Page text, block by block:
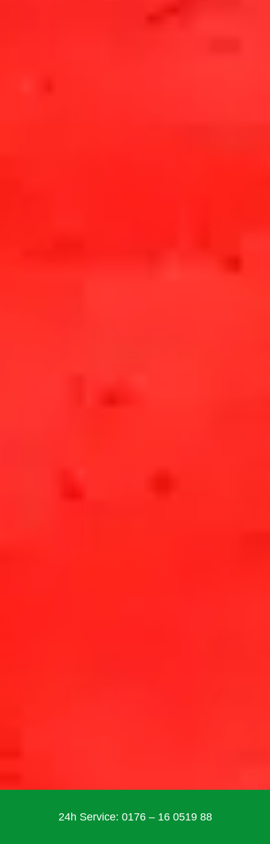
24h Service: 0176 – 16 0519 88